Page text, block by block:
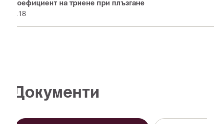
Коефициент на триене при плъзгане
0.18
Документи